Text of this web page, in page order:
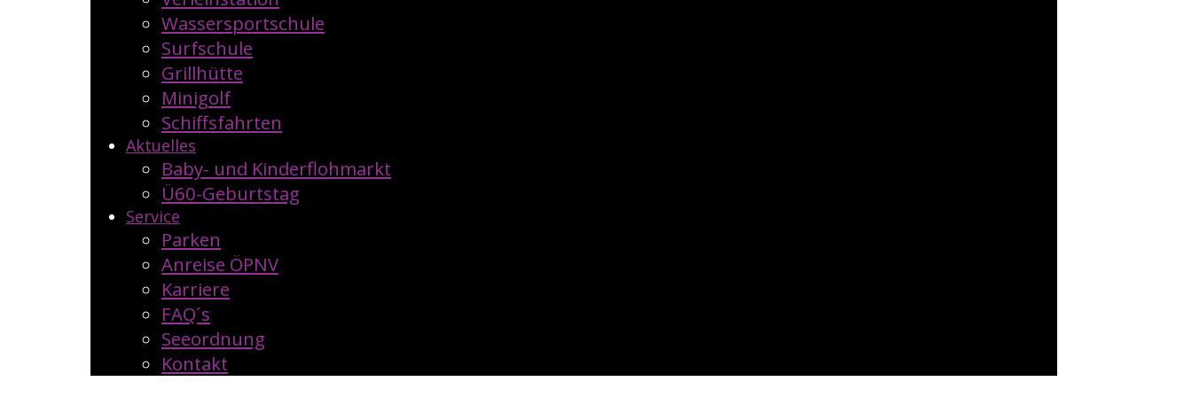
Wassersportschule
Surfschule
Grillhütte
Minigolf
Schiffsfahrten
Aktuelles
Baby- und Kinderflohmarkt
Ü60-Geburtstag
Service
Parken
Anreise ÖPNV
Karriere
FAQ´s
Seeordnung
Kontakt